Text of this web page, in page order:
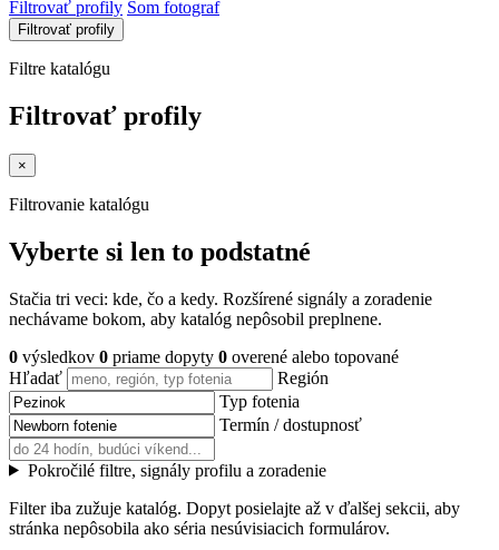
Filtrovať profily Som fotograf
Filtrovať profily
Filtre katalógu
Filtrovať profily
×
Filtrovanie katalógu
Vyberte si len to podstatné
Stačia tri veci: kde, čo a kedy. Rozšírené signály a zoradenie
nechávame bokom, aby katalóg nepôsobil preplnene.
0 výsledkov 0 priame dopyty 0 overené alebo topované
Hľadať
Región
Typ fotenia
Termín / dostupnosť
Pokročilé filtre, signály profilu a zoradenie
Filter iba zužuje katalóg. Dopyt posielajte až v ďalšej sekcii, aby
stránka nepôsobila ako séria nesúvisiacich formulárov.